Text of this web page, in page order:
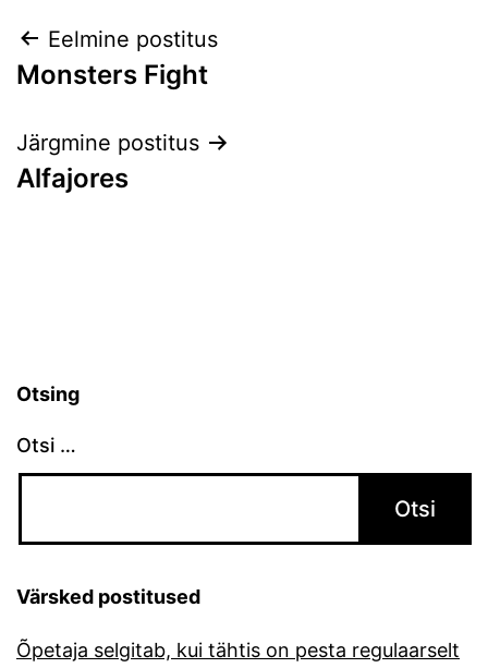
Navigeerimine
Eelmine postitus
Monsters Fight
Järgmine postitus
Alfajores
Otsing
Otsi …
Värsked postitused
Õpetaja selgitab, kui tähtis on pesta regulaarselt